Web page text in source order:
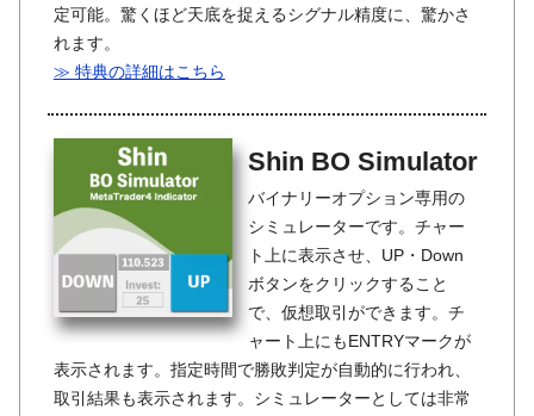
定可能。驚くほど天底を捉えるシグナル精度に、驚かさ
れます。
≫ 特典の詳細はこちら
Shin BO Simulator
バイナリーオプション専用の
シミュレーターです。チャー
ト上に表示させ、UP・Down
ボタンをクリックすること
で、仮想取引ができます。チ
ャート上にもENTRYマークが
表示されます。指定時間で勝敗判定が自動的に行われ、
取引結果も表示されます。シミュレーターとしては非常